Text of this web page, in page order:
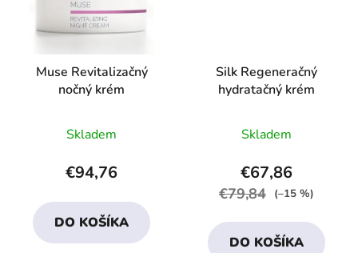
Muse Revitalizačný
nočný krém
hodnotenie
produktu
je
4,5
z
Skladem
€94,76
DO KOŠÍKA
Silk Regeneračný
hydratačný krém
hodnotenie
produktu
je
Skladem
€67,86
€79,84 (–15 %)
DO KOŠÍKA